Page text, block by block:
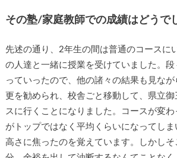
その塾/家庭教師での成績はどうで
先述の通り、2年生の間は普通のコースに
の人達と一緒に授業を受けていました。
っていったので、他の諸々の結果も見な
更を勧められ、校舎ごと移動して、県立
スに行くことになりました。コースが変
がトップではなく平均くらいになってし
高さに焦ったのを覚えています。しかし